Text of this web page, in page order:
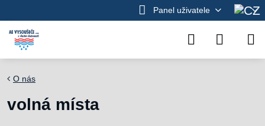
Panel uživatele
O nás
volná místa